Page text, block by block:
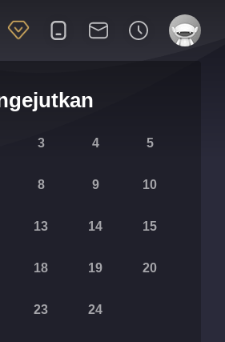
3 4 5
8 9 10
13 14 15
18 19 20
23 24